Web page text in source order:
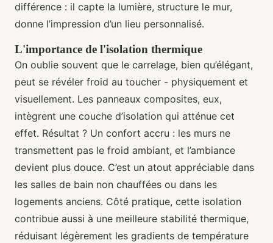
différence : il capte la lumière, structure le mur,
donne l’impression d’un lieu personnalisé.
L'importance de l'isolation thermique
On oublie souvent que le carrelage, bien qu’élégant,
peut se révéler froid au toucher - physiquement et
visuellement. Les panneaux composites, eux,
intègrent une couche d’isolation qui atténue cet
effet. Résultat ? Un confort accru : les murs ne
transmettent pas le froid ambiant, et l’ambiance
devient plus douce. C’est un atout appréciable dans
les salles de bain non chauffées ou dans les
logements anciens. Côté pratique, cette isolation
contribue aussi à une meilleure stabilité thermique,
réduisant légèrement les gradients de température